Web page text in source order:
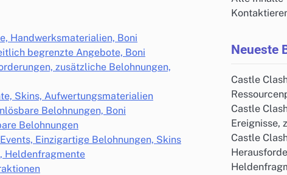
Handwerksmaterialien, Boni
begrenzte Angebote, Boni
zusätzliche Belohnungen,
Skins, Aufwertungsmaterialien
Belohnungen, Boni
Belohnungen
Einzigartige Belohnungen, Skins
Heldenfragmente
Neueste
Castle
Castle
Ereignisse,
Castle